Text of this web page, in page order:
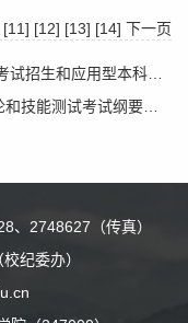
[11] [12] [13] [14] 下一页
和应用型本科高校面向...
试考试纲要（2024年...
、2748627（传真）
纪委办）